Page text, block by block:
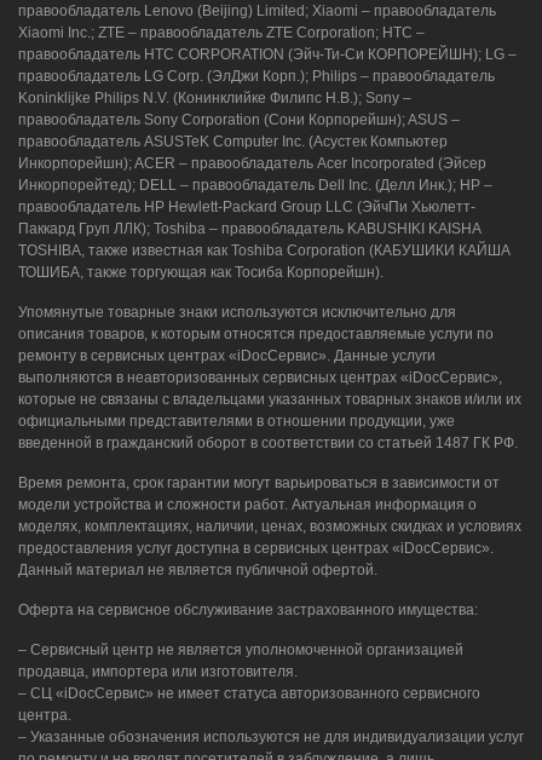
правообладатель Lenovo (Beijing) Limited; Xiaomi – правообладатель
Xiaomi Inc.; ZTE – правообладатель ZTE Corporation; HTC –
правообладатель HTC CORPORATION (Эйч-Ти-Си КОРПОРЕЙШН); LG –
правообладатель LG Corp. (ЭлДжи Корп.); Philips – правообладатель
Koninklijke Philips N.V. (Конинклийке Филипс Н.В.); Sony –
правообладатель Sony Corporation (Сони Корпорейшн); ASUS –
правообладатель ASUSTeK Computer Inc. (Асустек Компьютер
Инкорпорейшн); ACER – правообладатель Acer Incorporated (Эйсер
Инкорпорейтед); DELL – правообладатель Dell Inc. (Делл Инк.); HP –
правообладатель HP Hewlett-Packard Group LLC (ЭйчПи Хьюлетт-
Паккард Груп ЛЛК); Toshiba – правообладатель KABUSHIKI KAISHA
TOSHIBA, также известная как Toshiba Corporation (КАБУШИКИ КАЙША
ТОШИБА, также торгующая как Тосиба Корпорейшн).
Упомянутые товарные знаки используются исключительно для
описания товаров, к которым относятся предоставляемые услуги по
ремонту в сервисных центрах «iDocСервис». Данные услуги
выполняются в неавторизованных сервисных центрах «iDocСервис»,
которые не связаны с владельцами указанных товарных знаков и/или их
официальными представителями в отношении продукции, уже
введенной в гражданский оборот в соответствии со статьей 1487 ГК РФ.
Время ремонта, срок гарантии могут варьироваться в зависимости от
модели устройства и сложности работ. Актуальная информация о
моделях, комплектациях, наличии, ценах, возможных скидках и условиях
предоставления услуг доступна в сервисных центрах «iDocСервис».
Данный материал не является публичной офертой.
Оферта на сервисное обслуживание застрахованного имущества:
– Сервисный центр не является уполномоченной организацией
продавца, импортера или изготовителя.
– СЦ «iDocСервис» не имеет статуса авторизованного сервисного
центра.
– Указанные обозначения используются не для индивидуализации услуг